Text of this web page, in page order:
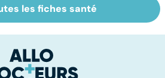
Intestin irritable :
le régime
solution ?
les fiches santé